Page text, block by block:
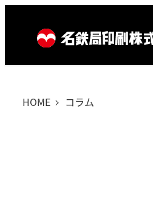
HOME コラム